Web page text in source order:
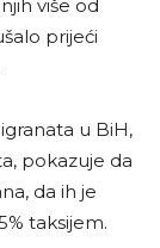
više od
prijeći
u BiH,
pokazuje da
da ih je
taksijem.